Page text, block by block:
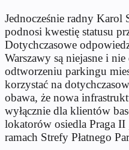
Jednocześnie radny Karol
podnosi kwestię statusu
Dotychczasowe
Warszawy są niejasne i
odtworzeniu parkingu
korzystać na
obawa, że nowa
wyłącznie dla klientów
lokatorów osiedla Praga II
ramach Strefy Płatnego